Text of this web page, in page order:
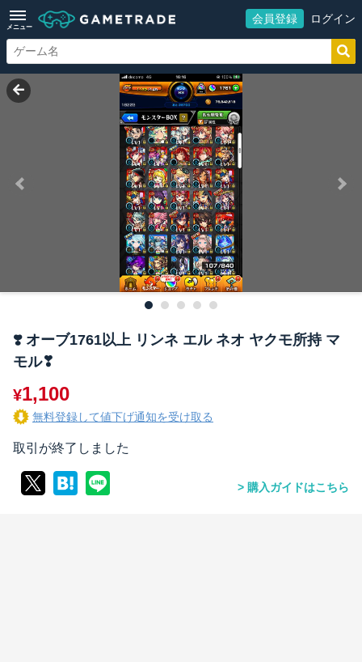
メニュー
会員登録 ログイン
❣️ オーブ1761以上 リンネ エル ネオ ヤクモ所持 マ
モル❣
¥1,100
無料登録して値下げ通知を受け取る
取引が終了しました
購入ガイドはこちら